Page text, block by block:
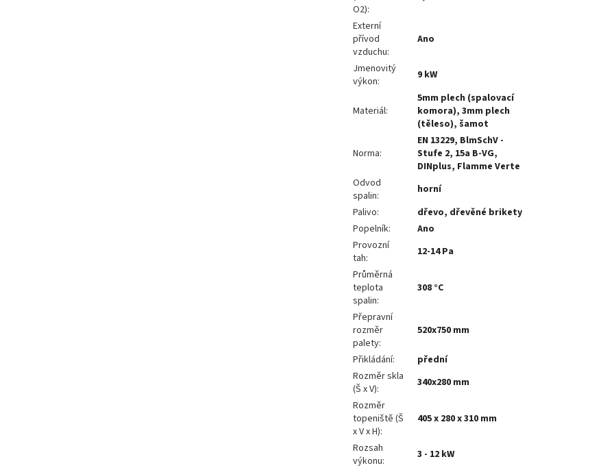
O2):
Externí
přívod
vzduchu:
Ano
Jmenovitý
výkon: 9 kW
Materiál:
5mm plech (spalovací
komora), 3mm plech
(těleso), šamot
Norma:
EN 13229, BlmSchV -
Stufe 2, 15a B-VG,
DINplus, Flamme Verte
Odvod
spalin:
horní
Palivo:
dřevo, dřevěné brikety
Popelník:
Ano
Provozní
tah:
12-14 Pa
Průměrná
teplota
spalin:
308 °C
Přepravní
rozměr
palety:
520x750 mm
Přikládání:
přední
Rozměr skla
(Š x V):
340x280 mm
Rozměr
topeniště (Š
x V x H):
405 x 280 x 310 mm
Rozsah
výkonu:
3 - 12 kW